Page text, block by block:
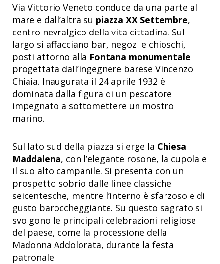
Via Vittorio Veneto conduce da una parte al
mare e dall’altra su piazza XX Settembre,
centro nevralgico della vita cittadina. Sul
largo si affacciano bar, negozi e chioschi,
posti attorno alla Fontana monumentale
progettata dall’ingegnere barese Vincenzo
Chiaia. Inaugurata il 24 aprile 1932 è
dominata dalla figura di un pescatore
impegnato a sottomettere un mostro
marino.
Sul lato sud della piazza si erge la Chiesa
Maddalena, con l’elegante rosone, la cupola e
il suo alto campanile. Si presenta con un
prospetto sobrio dalle linee classiche
seicentesche, mentre l’interno è sfarzoso e di
gusto baroccheggiante. Su questo sagrato si
svolgono le principali celebrazioni religiose
del paese, come la processione della
Madonna Addolorata, durante la festa
patronale.